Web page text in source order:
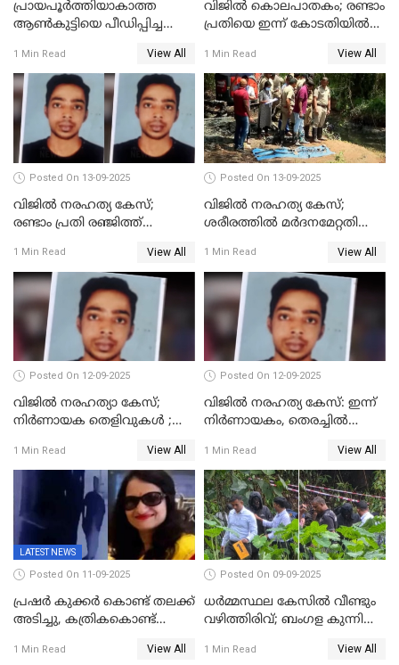
പ്രായപൂർത്തിയാകാത്ത
ആൺകുട്ടിയെ പീഡിപ്പിച്ച
അറസ്റ്റിൽ
1 Min Read View All
വിജിൽ കൊലപാതകം; രണ്ടാം
പ്രതിയെ ഇന്ന് കോടതിയിൽ
1 Min Read View All
Posted On 13-09-2025
വിജിൽ നരഹത്യ കേസ്;
രണ്ടാം പ്രതി രഞ്ജിത്ത്
1 Min Read View All
Posted On 13-09-2025
വിജില്‍ നരഹത്യ കേസ്;
ശരീരത്തില്‍ മര്‍ദനമേറ്റതിന്റെ
റിപ്പോർട്ട് പുറത്ത്
1 Min Read View All
Posted On 12-09-2025
വിജിൽ നരഹത്യാ കേസ്;
നിർണായക തെളിവുകൾ ;
താടിയെല്ലും ലഭിച്ചു
1 Min Read View All
Posted On 12-09-2025
വിജിൽ നരഹത്യ കേസ്: ഇന്ന്
നിർണായകം, തെരച്ചിൽ
1 Min Read View All
LATEST NEWS
Posted On 11-09-2025
പ്രഷർ കുക്കർ കൊണ്ട് തലക്ക്
അടിച്ചു, കത്രികകൊണ്ട്
കൊലപ്പെടുത്തി; 5 പവൻ
1 Min Read View All
Posted On 09-09-2025
ധർമ്മസ്ഥല കേസിൽ വീണ്ടും
വഴിത്തിരിവ്; ബംഗള കുന്നിൽ
കണ്ടെത്തി
1 Min Read View All